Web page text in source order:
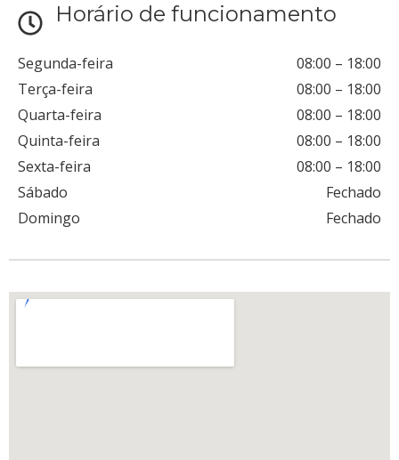
Horário de funcionamento
Segunda-feira 08:00 – 18:00
Terça-feira
08:00 – 18:00
Quarta-feira
08:00 – 18:00
Quinta-feira
08:00 – 18:00
Sexta-feira
08:00 – 18:00
Sábado
Fechado
Domingo
Fechado